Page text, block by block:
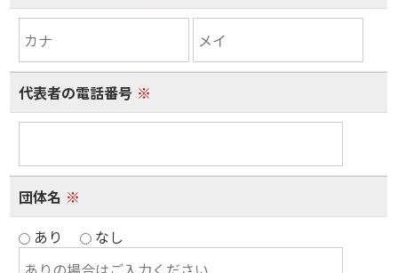
代表者の電話番号 ※
団体名 ※
あり
なし